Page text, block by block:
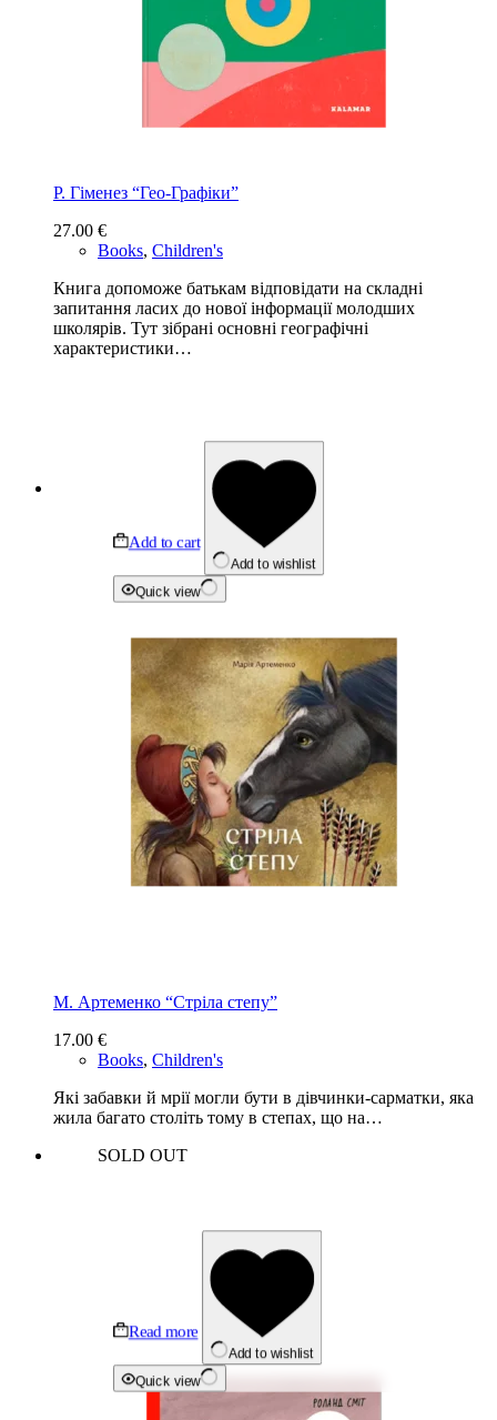
Р. Гіменез “Гео-Графіки”
27.00 €
Books, Children's
Книга допоможе батькам відповідати на складні
запитання ласих до нової інформації молодших
школярів. Тут зібрані основні географічні
характеристики…
Add to cart
Add to wishlist
Quick view
М. Артеменко “Стріла степу”
17.00 €
Books, Children's
Які забавки й мрії могли бути в дівчинки-сарматки, яка
жила багато століть тому в степах, що на…
SOLD OUT
Read more
Add to wishlist
Quick view